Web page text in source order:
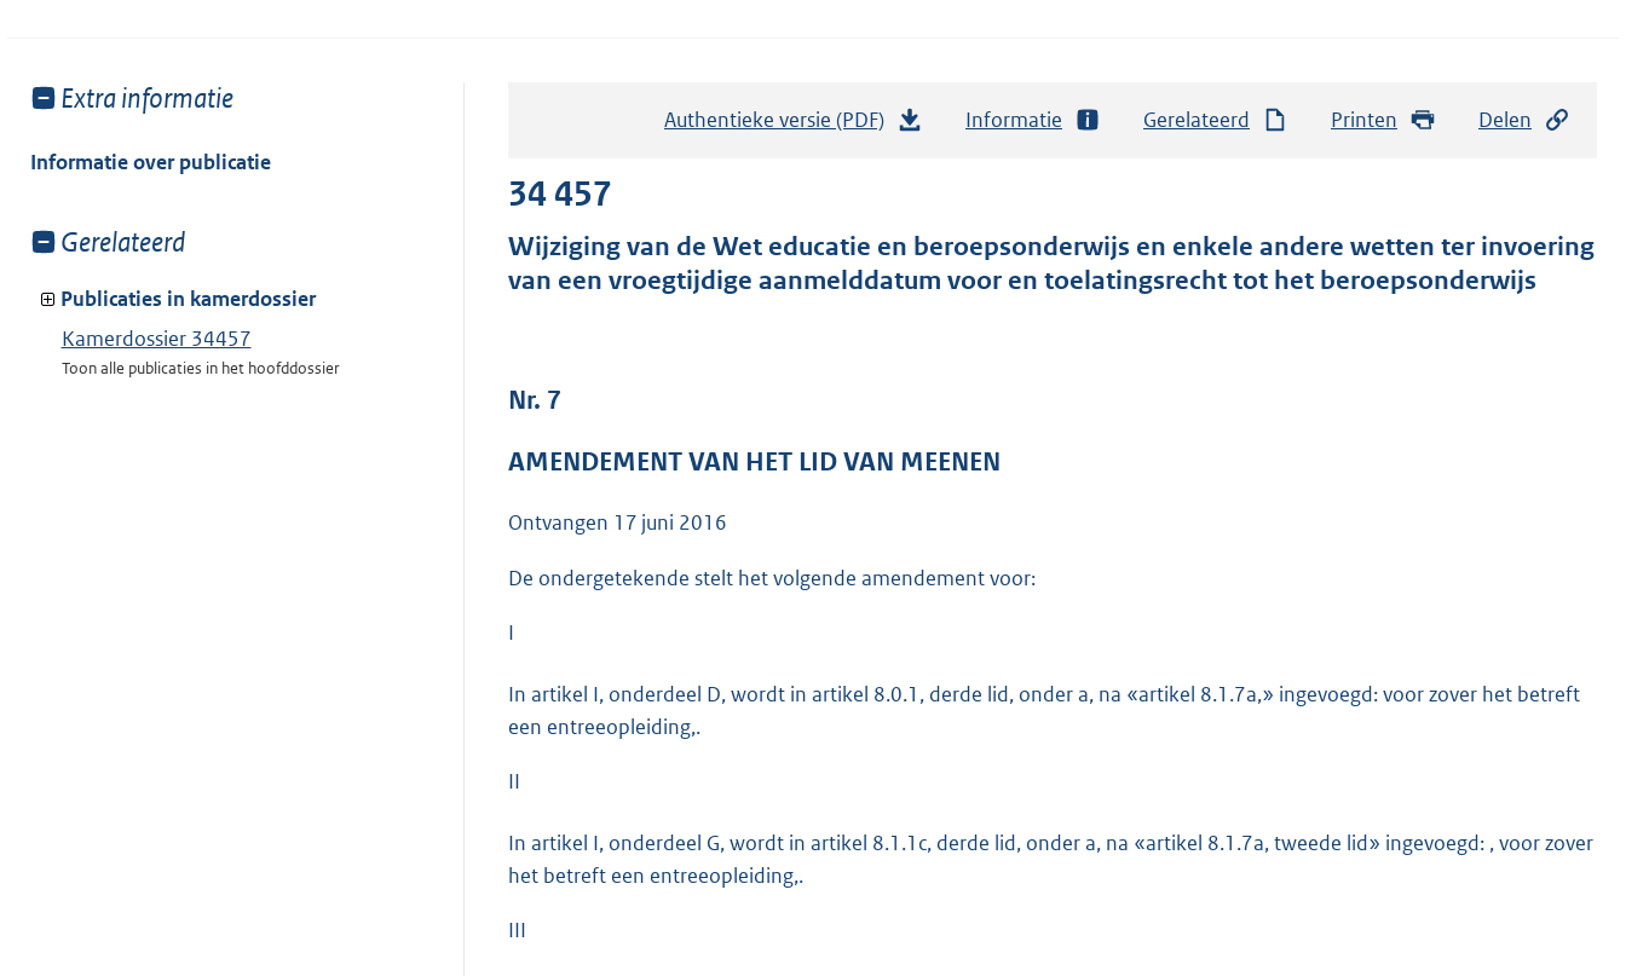
Toon
van:
Extra informatie
Informatie over publicatie
Toon
van:
Gerelateerd
Publicaties in kamerdossier
Kamerdossier 34457
Toon alle publicaties in het hoofddossier
Authentieke versie (PDF)
a
n
o
o
e
K
Informatie Gerelateerd Printen Delen
34 457
Wijziging van de Wet educatie en beroepsonderwijs en enkele andere wetten ter invoering
van een vroegtijdige aanmelddatum voor en toelatingsrecht tot het beroepsonderwijs
Nr. 7
AMENDEMENT VAN HET LID VAN MEENEN
Ontvangen 17 juni 2016
De ondergetekende stelt het volgende amendement voor:
I
In artikel I, onderdeel D, wordt in artikel 8.0.1, derde lid, onder a, na «artikel 8.1.7a,» ingevoegd: voor zover het betreft
een entreeopleiding,.
II
In artikel I, onderdeel G, wordt in artikel 8.1.1c, derde lid, onder a, na «artikel 8.1.7a, tweede lid» ingevoegd: , voor zover
het betreft een entreeopleiding,.
III